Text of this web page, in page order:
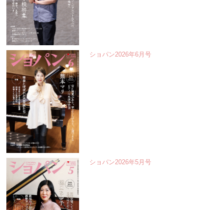
ショパン2026年6月号
ショパン2026年5月号